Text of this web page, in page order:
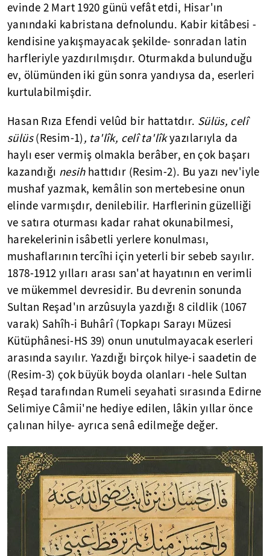
evinde 2 Mart 1920 günü vefât etdi, Hisar'ın
yanındaki kabristana defnolundu. Kabir kitâbesi -
kendisine yakışmayacak şekilde- sonradan latin
harfleriyle yazdırılmışdır. Oturmakda bulunduğu
ev, ölümünden iki gün sonra yandıysa da, eserleri
kurtulabilmişdir.
Hasan Rıza Efendi velûd bir hattatdır. Sülüs, celî
sülüs(Resim-1), ta'lîk, celî ta'lîkyazılarıyla da
haylı eser vermiş olmakla berâber, en çok başarı
kazandığı nesih hattıdır (Resim-2). Bu yazı nev'iyle
mushaf yazmak, kemâlin son mertebesine onun
elinde varmışdır, denilebilir. Harflerinin güzelliği
ve satıra oturması kadar rahat okunabilmesi,
harekelerinin isâbetli yerlere konulması,
mushaflarının tercîhi için yeterli bir sebeb sayılır.
1878-1912 yılları arası san'at hayatının en verimli
ve mükemmel devresidir. Bu devrenin sonunda
Sultan Reşad'ın arzûsuyla yazdığı 8 cildlik (1067
varak) Sahîh-i Buhârî (Topkapı Sarayı Müzesi
Kütüphânesi-HS 39) onun unutulmayacak eserleri
arasında sayılır. Yazdığı birçok hilye-i saadetin de
(Resim-3) çok büyük boyda olanları -hele Sultan
Reşad tarafından Rumeli seyahati sırasında Edirne
Selimiye Câmii'ne hediye edilen, lâkin yıllar önce
çalınan hilye- ayrıca senâ edilmeğe değer.